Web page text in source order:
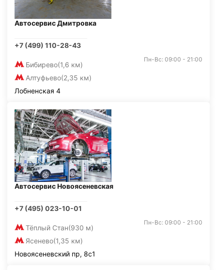
Автосервис Дмитровка
+7 (499) 110-28-43
Бибирево(1,6 км)
Алтуфьево(2,35 км)
Пн-Вс: 09:00 - 21:00
Лобненская 4
Автосервис Новоясеневская
+7 (495) 023-10-01
Тёплый Стан(930 м)
Ясенево(1,35 км)
Пн-Вс: 09:00 - 21:00
Новоясеневский пр, 8с1